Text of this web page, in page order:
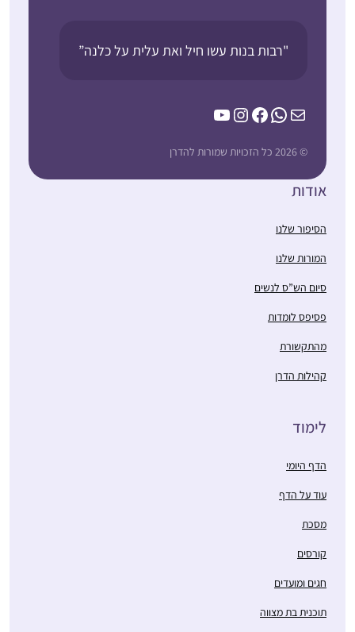
"רבות בנות עשו חיל ואת עלית על כלנה”
Mail
WhatsApp
Facebook
Instagram
YouTube
© 2026 כל הזכויות שמורות להדרן
אודות
הסיפור שלנו
המורות שלנו
סיום הש”ס לנשים
פסיפס לומדות
מהתקשורת
קהילות הדרן
לימוד
הדף היומי
עוד על הדף
מסכת
קורסים
חגים ומועדים
תוכנית בת מצווה